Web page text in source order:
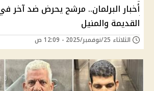
أخبار البرلمان.. مرشح يحرض ضد آخر
القديمة والمنيل
الثلاثاء 25/نوفمبر/2025 - 12:09 ص